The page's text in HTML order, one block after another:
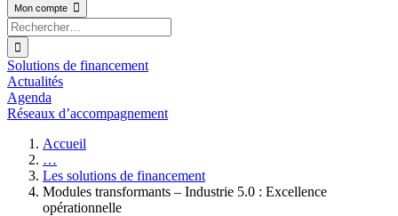
Mon compte


Solutions de financement
Actualités
Agenda
Réseaux d’accompagnement
Accueil
…
Les solutions de financement
Modules transformants – Industrie 5.0 : Excellence
opérationnelle